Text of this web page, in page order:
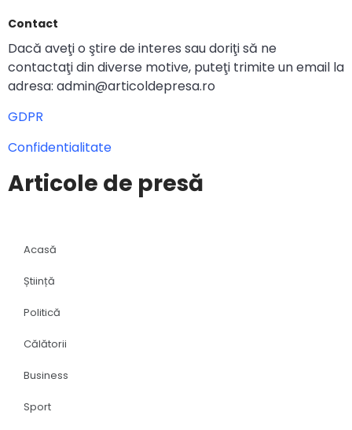
Contact
Dacă aveţi o ştire de interes sau doriţi să ne
contactaţi din diverse motive, puteţi trimite un email la
adresa: admin@articoldepresa.ro
GDPR
Confidentialitate
Articole de presă
Acasă
Știință
Politică
Călătorii
Business
Sport